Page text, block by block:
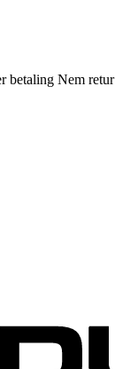
betaling Nem retur